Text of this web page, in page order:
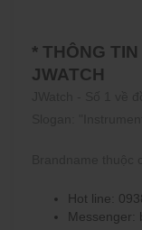
* THÔNG
JWATCH
Hot line:
Messenger: